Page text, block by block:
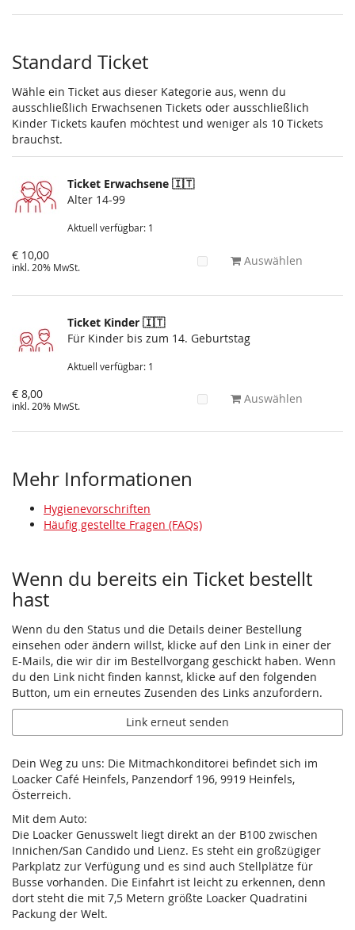
Standard Ticket
Wähle ein Ticket aus dieser Kategorie aus, wenn du
ausschließlich Erwachsenen Tickets oder ausschließlich
Kinder Tickets kaufen möchtest und weniger als 10 Tickets
brauchst.
Ticket Erwachsene 🇮🇹
Alter 14-99
Aktuell verfügbar: 1
€ 10,00
inkl. 20% MwSt. Auswählen
Ticket Kinder 🇮🇹
Für Kinder bis zum 14. Geburtstag
Aktuell verfügbar: 1
€ 8,00
inkl. 20% MwSt. Auswählen
Mehr Informationen
Hygienevorschriften
Häufig gestellte Fragen (FAQs)
Wenn du bereits ein Ticket bestellt
hast
Wenn du den Status und die Details deiner Bestellung
einsehen oder ändern willst, klicke auf den Link in einer der
E-Mails, die wir dir im Bestellvorgang geschickt haben. Wenn
du den Link nicht finden kannst, klicke auf den folgenden
Button, um ein erneutes Zusenden des Links anzufordern.
Link erneut senden
Dein Weg zu uns: Die Mitmachkonditorei befindet sich im
Loacker Café Heinfels, Panzendorf 196, 9919 Heinfels,
Österreich.
Mit dem Auto:
Die Loacker Genusswelt liegt direkt an der B100 zwischen
Innichen/San Candido und Lienz. Es steht ein großzügiger
Parkplatz zur Verfügung und es sind auch Stellplätze für
Busse vorhanden. Die Einfahrt ist leicht zu erkennen, denn
dort steht die mit 7,5 Metern größte Loacker Quadratini
Packung der Welt.